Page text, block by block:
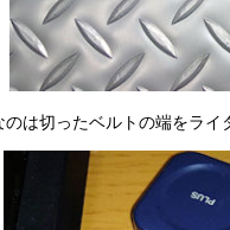
は切ったベルトの端をラ